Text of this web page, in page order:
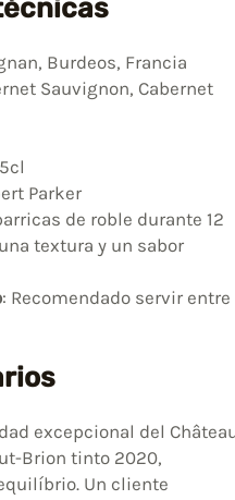
Burdeos, Francia
Sauvignon, Cabernet
Parker
de roble durante 12
textura y un sabor
: Recomendado servir entre
excepcional del
Brion tinto 2020,
Un cliente